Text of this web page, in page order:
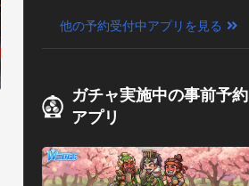
他の予約受付中アプリを見る
ガチャ実施中の事前予約
アプリ